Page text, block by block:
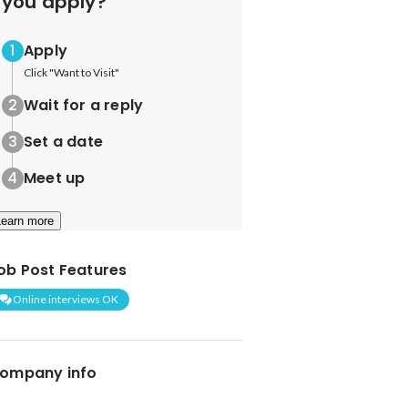
Apply
Click "Want to Visit"
Wait for a reply
Set a date
Meet up
more
Post Features
Online interviews OK
info